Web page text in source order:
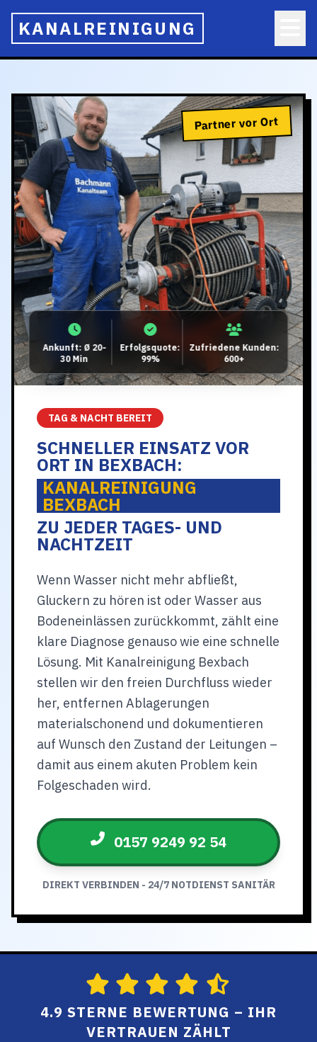
KANALREINIGUNG
Partner vor Ort
Ankunft: Ø 20-
30 Min
Erfolgsquote:
99%
Zufriedene Kunden:
600+
TAG & NACHT BEREIT
SCHNELLER EINSATZ VOR
ORT IN BEXBACH:
KANALREINIGUNG
BEXBACH
ZU JEDER TAGES- UND
NACHTZEIT
Wenn Wasser nicht mehr abfließt,
Gluckern zu hören ist oder Wasser aus
Bodeneinlässen zurückkommt, zählt eine
klare Diagnose genauso wie eine schnelle
Lösung. Mit Kanalreinigung Bexbach
stellen wir den freien Durchfluss wieder
her, entfernen Ablagerungen
materialschonend und dokumentieren
auf Wunsch den Zustand der Leitungen –
damit aus einem akuten Problem kein
Folgeschaden wird.
0157 9249 92 54
DIREKT VERBINDEN - 24/7 NOTDIENST SANITÄR
4.9 STERNE BEWERTUNG – IHR
VERTRAUEN ZÄHLT